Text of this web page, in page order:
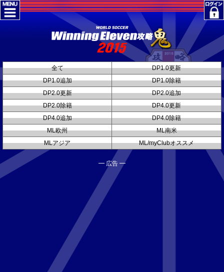
全て
DP1.0更新
DP1.0追加
DP1.0除籍
DP2.0更新
DP2.0追加
DP2.0除籍
DP4.0更新
DP4.0追加
DP4.0除籍
ML欧州
ML南米
MLアジア
ML/myClubオススメ
━ 広告 ━